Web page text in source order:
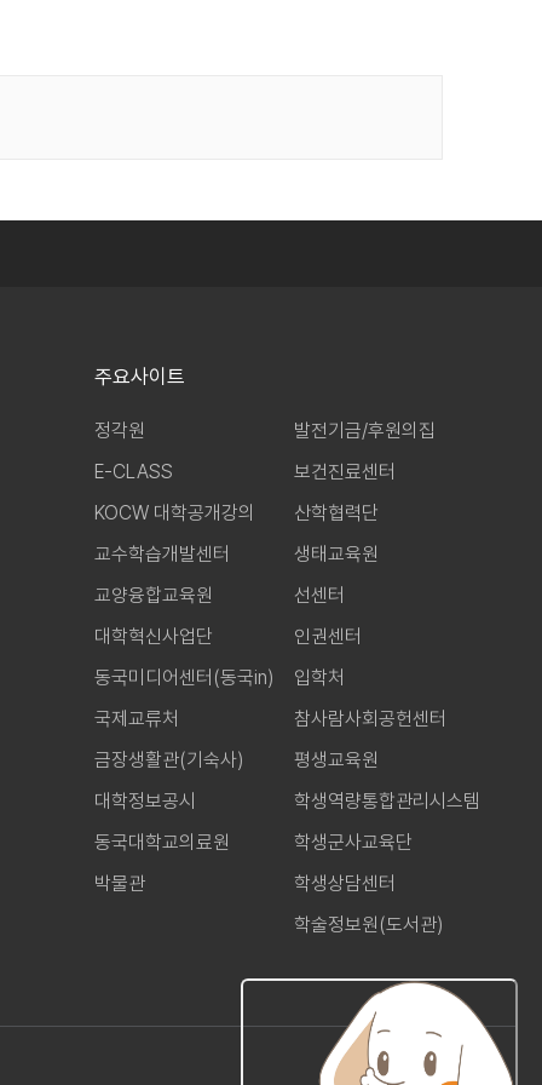
주요사이트
정각원
E-CLASS
KOCW 대학공개강의
교수학습개발센터
교양융합교육원
대학혁신사업단
동국미디어센터(동국in)
국제교류처
금장생활관(기숙사)
대학정보공시
동국대학교의료원
박물관
발전기금/후원의집
보건진료센터
산학협력단
생태교육원
선센터
인권센터
입학처
참사람사회공헌센터
평생교육원
학생역량통합관리시스템
학생군사교육단
학생상담센터
학술정보원(도서관)